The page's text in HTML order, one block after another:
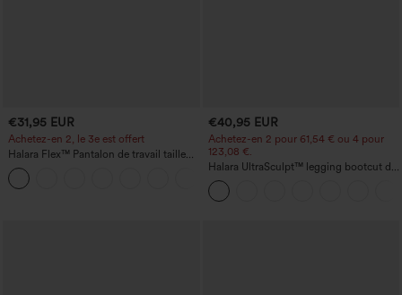
€31,95 EUR
Achetez-en 2, le 3e est offert
Halara Flex™ Pantalon de travail taille
haute avec poche latérale arrière et
légère coupe évasée
€40,95 EUR
Achetez-en 2 pour 61,54 € ou 4 pour
123,08 €.
Halara UltraSculpt™ legging bootcut de
yoga taille haute — fronces liftantes au
niveau des fesses, maintien du ventre,
poche, effet sculptant